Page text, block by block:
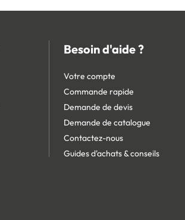
Besoin d'aide ?
Votre compte
Commande rapide
Demande de devis
Demande de catalogue
Contactez-nous
Guides d'achats & conseils